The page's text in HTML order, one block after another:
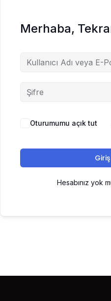
Merhaba,
Oturumumu açık tut
Hesabınız yok